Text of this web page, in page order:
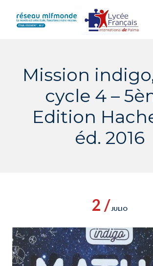
content
Mission
cycle 4 –
Edition
éd. 2016
2 /JULIO